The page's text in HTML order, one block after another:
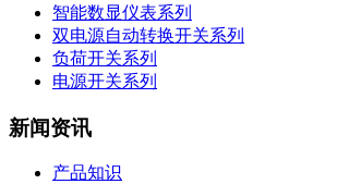
智能数显仪表系列
双电源自动转换开关系列
负荷开关系列
电源开关系列
新闻资讯
产品知识